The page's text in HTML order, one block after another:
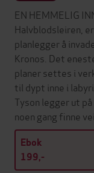
EN HEMMELIG
Halvblodsleiren,
planlegger å
Kronos. Det
planer settes i
til dypt inne i
Tyson legger ut
noen gang finne
Ebok
199,-